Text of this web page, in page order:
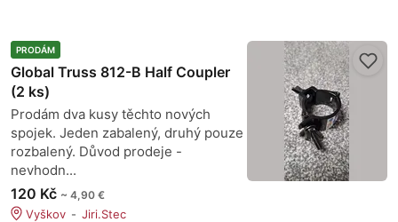
PRODÁM
Global Truss 812-B Half Coupler
(2 ks)
Prodám dva kusy těchto nových
spojek. Jeden zabalený, druhý pouze
rozbalený. Důvod prodeje -
nevhodn...
120 Kč ~ 4,90 €
Vyškov
Jiri.Stec